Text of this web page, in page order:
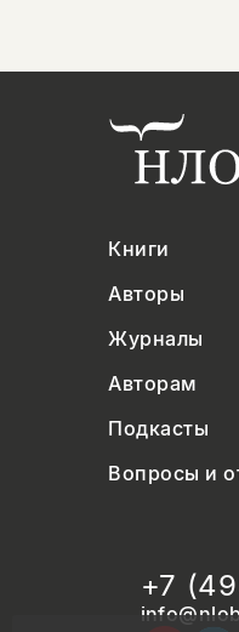
Книги
Авторы
Журналы
Авторам
Подкасты
Вопросы и
+7